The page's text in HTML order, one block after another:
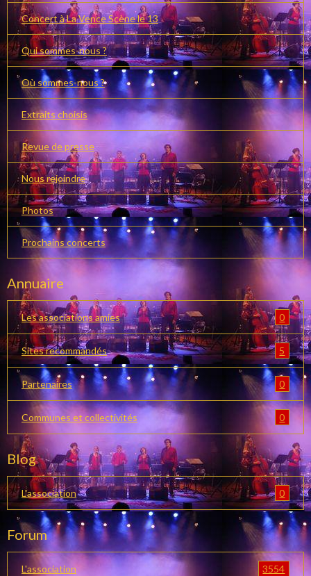
Concert à La Vence Scène le 13
Qui sommes-nous ?
Où sommes-nous ?
Extraits choisis
Revue de presse
Nous rejoindre
Photos
Prochains concerts
Annuaire
Les associations amies 0
Sites recommandés 5
Partenaires 0
Communes et collectivités 0
Blog
L'association 0
Forum
L'association 3554